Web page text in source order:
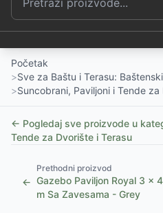
Početak
>Sve za Baštu i Terasu:
>Suncobrani, Paviljoni i Tende za
← Pogledaj sve proizvode u
Tende za Dvorište i Terasu
←
Prethodni proizvod
Gazebo Paviljon Royal 3 x 4
m Sa Zavesama - Grey